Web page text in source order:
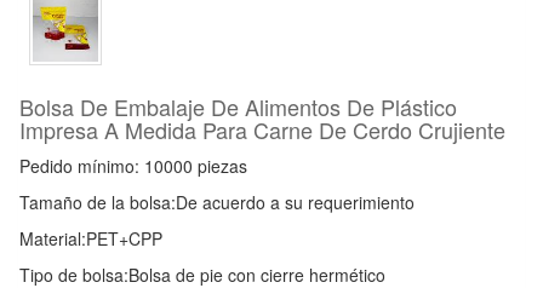
Bolsa De Embalaje De Alimentos De Plástico
Impresa A Medida Para Carne De Cerdo Crujiente
Pedido mínimo: 10000 piezas
Tamaño de la bolsa:De acuerdo a su requerimiento
Material:PET+CPP
Tipo de bolsa:Bolsa de pie con cierre hermético